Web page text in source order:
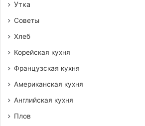
Утка
Советы
Хлеб
Корейская кухня
Французская кухня
Американская кухня
Английская кухня
Плов